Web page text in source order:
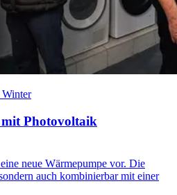
Photovoltaik
neue Wärmepumpe vor. Die
auch kombinierbar mit einer